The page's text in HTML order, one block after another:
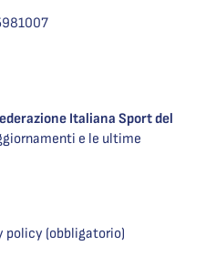
Italiana Sport del
e le ultime
policy (obbligatorio)